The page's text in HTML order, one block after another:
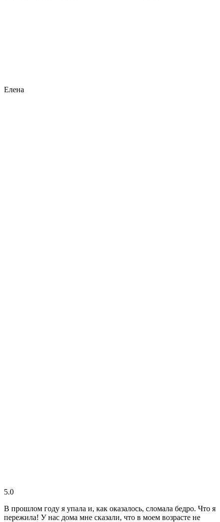
Елена
5.0
В прошлом году я упала и, как оказалось, сломала бедро. Что я
пережила! У нас дома мне сказали, что в моем возрасте не